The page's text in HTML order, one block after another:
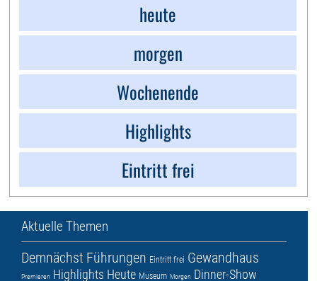
heute
morgen
Wochenende
Highlights
Eintritt frei
Aktuelle Themen
Demnächst Führungen Eintritt frei Gewandhaus
Premieren Highlights Heute Museum Morgen Dinner-Show